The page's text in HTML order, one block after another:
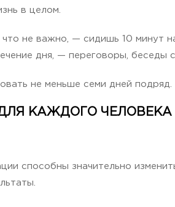
в целом.
что не важно, — сидишь 10 минут
дня, — переговоры, беседы
не меньше семи дней подряд.
КАЖДОГО ЧЕЛОВЕКА
способны значительно